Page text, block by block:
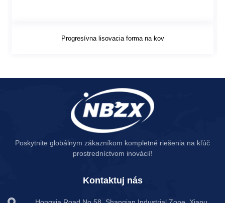
Progresívna lisovacia forma na kov
Poskytnite globálnym zákazníkom kompletné riešenia na kľúč
prostredníctvom inovácií!
Kontaktuj nás